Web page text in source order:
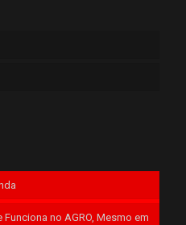
no AGRO, Mesmo em